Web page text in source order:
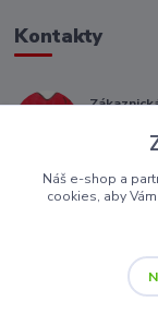
Kontakty
(Po-Pá,
Náš e-shop a
cookies, aby